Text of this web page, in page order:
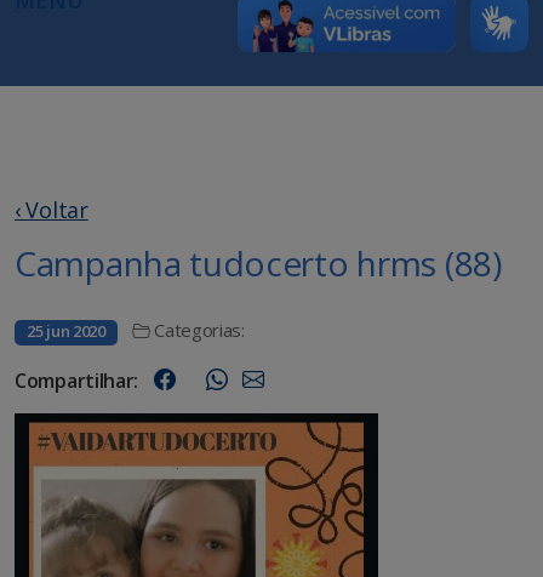
‹ Voltar
Campanha tudocerto hrms (88)
25 jun 2020 Categorias:
Compartilhar: